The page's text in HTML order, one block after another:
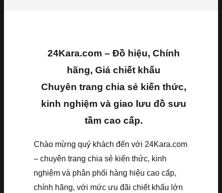
24Kara.com – Đồ hiệu, Chính
hãng, Giá chiết khấu
Chuyên trang chia sẻ kiến thức,
kinh nghiệm và giao lưu đồ sưu
tầm cao cấp.
Chào mừng quý khách đến với 24Kara.com
– chuyên trang chia sẻ kiến thức, kinh
nghiệm và phân phối hàng hiệu cao cấp,
chính hãng, với mức ưu đãi chiết khấu lớn